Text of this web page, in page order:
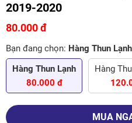
2019-2020
80.000 đ
Bạn đang chọn: Hàng Thun Lạnh
Hàng Thun Lạnh
80.000 đ
Hàng
MUA